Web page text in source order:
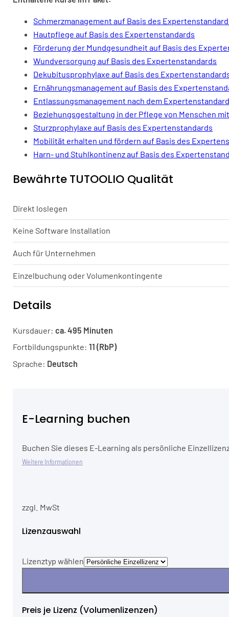
Schmerzmanagement auf Basis des
Hautpflege auf Basis des Expertenstandards
Förderung der Mundgesundheit auf Basis des
Wundversorgung auf Basis des Expertenstandards
Dekubitusprophylaxe auf Basis des
Ernährungsmanagement auf Basis des
Entlassungsmanagement nach dem
Beziehungsgestaltung in der Pflege von Menschen
Sturzprophylaxe auf Basis des Expertenstandards
Mobilität erhalten und fördern auf Basis des
Harn- und Stuhlkontinenz auf Basis des
Bewährte TUTOOLIO Qualität
Direkt loslegen
Keine Software Installation
Auch für Unternehmen
Einzelbuchung oder Volumenkontingente
Details
Kursdauer:ca. 495 Minuten
Fortbildungspunkte:11 (RbP)
Sprache: Deutsch
E-Learning buchen
Buchen Sie dieses E-Learning als persönliche
Weitere Informationen
zzgl. MwSt
Lizenzauswahl
Lizenztyp wählen
Preis je Lizenz (Volumenlizenzen)